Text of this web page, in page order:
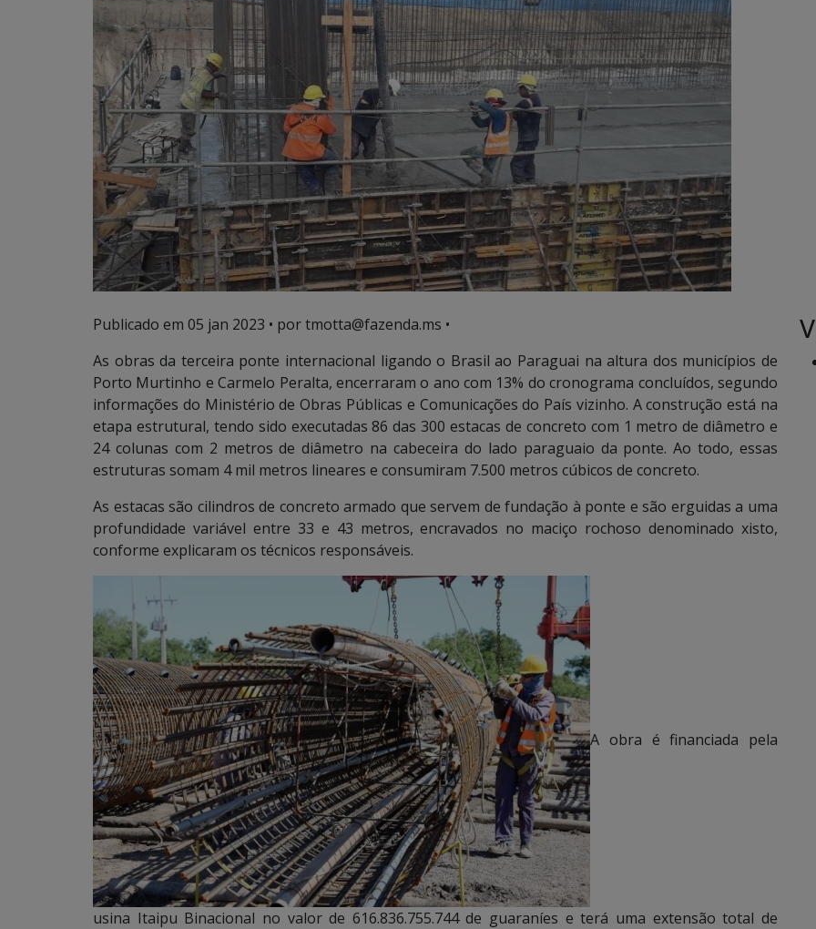
Publicado em 05 jan 2023 • por tmotta@fazenda.ms •
As obras da terceira ponte internacional ligando o Brasil ao Paraguai na altura dos municípios de
Porto Murtinho e Carmelo Peralta, encerraram o ano com 13% do cronograma concluídos, segundo
informações do Ministério de Obras Públicas e Comunicações do País vizinho. A construção está na
etapa estrutural, tendo sido executadas 86 das 300 estacas de concreto com 1 metro de diâmetro e
24 colunas com 2 metros de diâmetro na cabeceira do lado paraguaio da ponte. Ao todo, essas
estruturas somam 4 mil metros lineares e consumiram 7.500 metros cúbicos de concreto.
As estacas são cilindros de concreto armado que servem de fundação à ponte e são erguidas a uma
profundidade variável entre 33 e 43 metros, encravados no maciço rochoso denominado xisto,
conforme explicaram os técnicos responsáveis.
A obra é financiada pela
usina Itaipu Binacional no valor de 616.836.755.744 de guaraníes e terá uma extensão total de